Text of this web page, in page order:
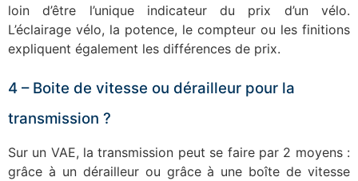
loin d’être l’unique indicateur du prix d’un vélo.
L’éclairage vélo, la potence, le compteur ou les finitions
expliquent également les différences de prix.
4 – Boite de vitesse ou dérailleur pour la
transmission ?
Sur un VAE, la transmission peut se faire par 2 moyens :
grâce à un dérailleur ou grâce à une boîte de vitesse